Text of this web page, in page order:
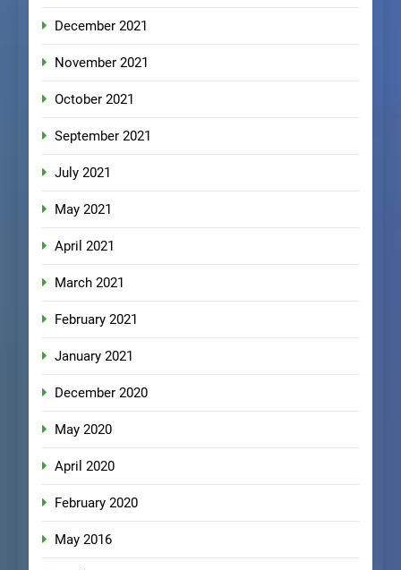
December 2021
November 2021
October 2021
September 2021
July 2021
May 2021
April 2021
March 2021
February 2021
January 2021
December 2020
May 2020
April 2020
February 2020
May 2016